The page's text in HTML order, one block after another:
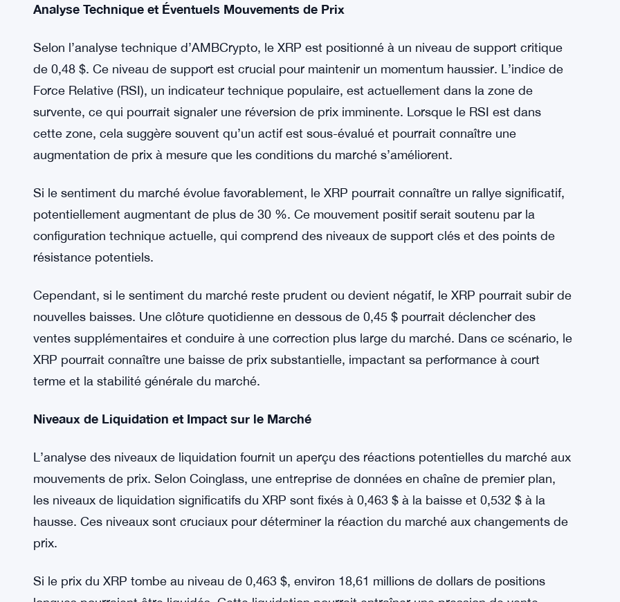
récentes au sein de la communauté des cryptomonnaies ont été animées par un post partagé
sur X (anciennement connu sous le nom de Twitter). Ce post présentait une vidéo du PDG de
Ripple, Brad Garlinghouse, qui affirmait que 99 % des cryptomonnaies pourraient faire face à
l’extinction, le XRP se distinguant en raison de sa clarté réglementaire.
Analyse Technique et Éventuels Mouvements de Prix
Selon l’analyse technique d’AMBCrypto, le XRP est positionné à un niveau de support critique
de 0,48 $. Ce niveau de support est crucial pour maintenir un momentum haussier. L’indice de
Force Relative (RSI), un indicateur technique populaire, est actuellement dans la zone de
survente, ce qui pourrait signaler une réversion de prix imminente. Lorsque le RSI est dans
augmentation de prix à mesure que les conditions du marché s’améliorent.
Si le sentiment du marché évolue favorablement, le XRP pourrait connaître un rallye significatif,
potentiellement augmentant de plus de 30 %. Ce mouvement positif serait soutenu par la
configuration technique actuelle, qui comprend des niveaux de support clés et des points de
nouvelles baisses. Une clôture quotidienne en dessous de 0,45 $ pourrait déclencher des
ventes supplémentaires et conduire à une correction plus large du marché. Dans ce scénario, le
XRP pourrait connaître une baisse de prix substantielle, impactant sa performance à court
terme et la stabilité générale du marché.